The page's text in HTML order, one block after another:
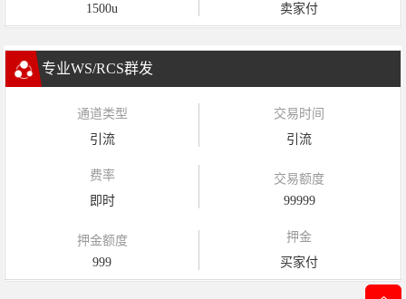
1500u
卖家付
专业WS/RCS群发
通道类型
引流
交易时间
引流
费率
即时
交易额度
99999
押金额度
999
押金
买家付